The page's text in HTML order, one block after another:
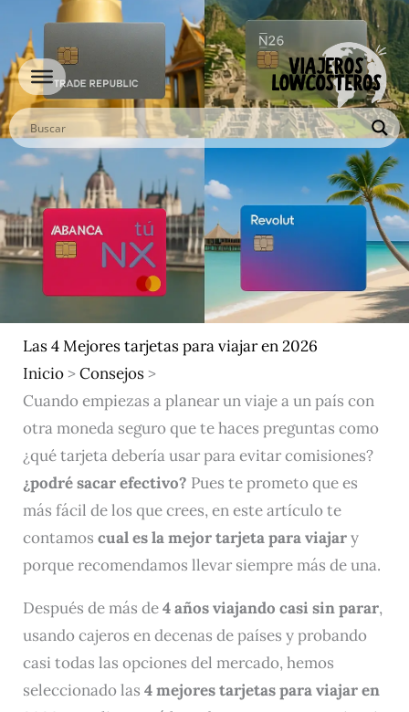
contenido
Las 4 Mejores tarjetas para viajar en 2026
Inicio>Consejos>
Cuando empiezas a planear un viaje a un país con
otra moneda seguro que te haces preguntas como
¿qué tarjeta debería usar para evitar comisiones?
¿podré sacar efectivo? Pues te prometo que es
más fácil de los que crees, en este artículo te
contamos cual es la mejor tarjeta para viajary
porque recomendamos llevar siempre más de una.
Después de más de4 años viajando casi sin parar,
usando cajeros en decenas de países y probando
casi todas las opciones del mercado, hemos
seleccionado las 4 mejores tarjetas para viajar en